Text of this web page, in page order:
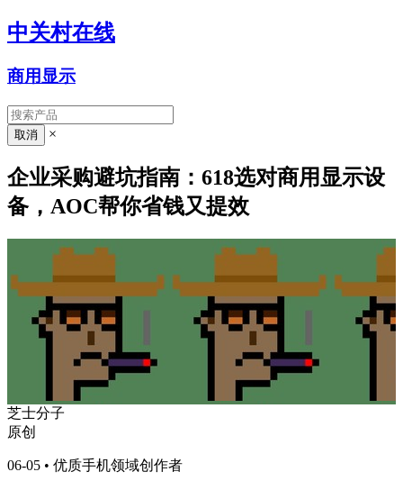
中关村在线
商用显示
×
企业采购避坑指南：618选对商用显示设
备，AOC帮你省钱又提效
芝士分子
原创
06-05 • 优质手机领域创作者